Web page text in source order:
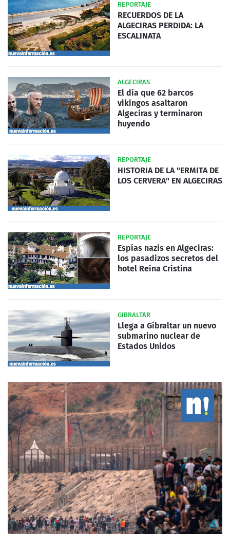
REPORTAJE
RECUERDOS DE LA
ALGECIRAS PERDIDA: LA
ESCALINATA
ALGECIRAS
El día que 62 barcos
vikingos asaltaron
Algeciras y terminaron
huyendo
REPORTAJE
HISTORIA DE LA "ERMITA DE
LOS CERVERA" EN ALGECIRAS
REPORTAJE
Espías nazis en Algeciras:
los pasadizos secretos del
hotel Reina Cristina
GIBRALTAR
Llega a Gibraltar un nuevo
submarino nuclear de
Estados Unidos